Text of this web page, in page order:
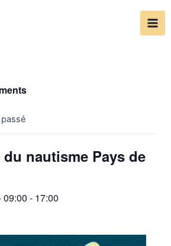
nautisme Pays de
09:00 - 17:00